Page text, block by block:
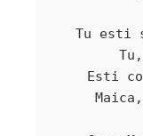
Tu esti
Esti